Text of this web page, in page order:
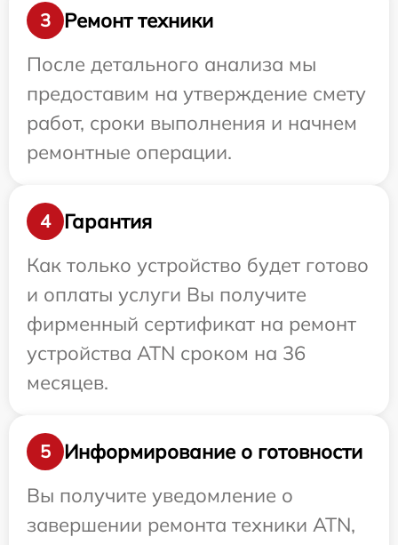
3
Ремонт техники
После детального анализа мы
предоставим на утверждение смету
работ, сроки выполнения и начнем
ремонтные операции.
4
Гарантия
Как только устройство будет готово
и оплаты услуги Вы получите
фирменный сертификат на ремонт
устройства ATN сроком на 36
месяцев.
5
Информирование о готовности
Вы получите уведомление о
завершении ремонта техники ATN,